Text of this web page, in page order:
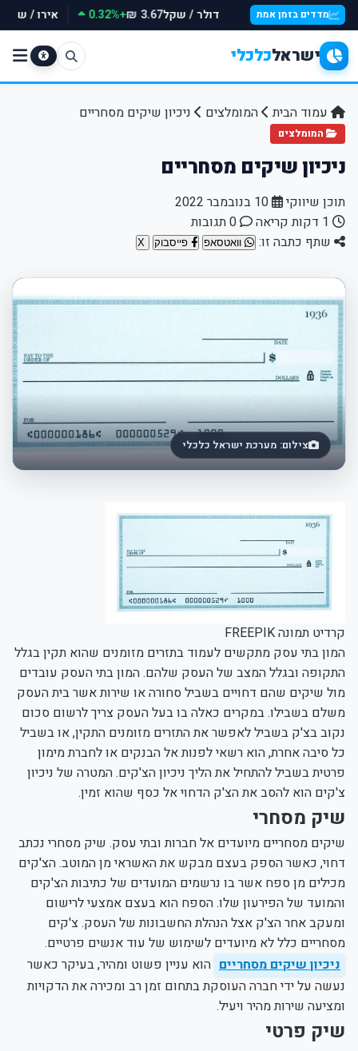
מדדים בזמן אמת דולר / שקל3.67 ₪
+0.32% אירו / שקל
ישראלכלכלי
עמוד הבית המומלצים ניכיון שיקים מסחריים
המומלצים
ניכיון שיקים מסחריים
תוכן שיווקי
שתף כתבה זו:
וואטסאפ פייסבוק
צילום: מערכת ישראל כלכלי
קרדיט תמונה FREEPIK
המון בתי עסק מתקשים לעמוד בתזרים מזומנים שהוא תקין בגלל
התקופה ובגלל המצב של העסק שלהם. המון בתי העסק עובדים
מול שיקים שהם דחויים בשביל סחורה או שירות אשר בית העסק
משלם בשבילו. במקרים כאלה בו בעל העסק צריך לרשום סכום
נקוב בצ'ק בשביל לאפשר את התזרים מזומנים התקין, או בשביל
כל סיבה אחרת, הוא רשאי לפנות אל הבנקים או לחברת מימון
פרטית בשביל להתחיל את הליך ניכיון הצ'קים. המטרה של ניכיון
צ'קים הוא להסב את הצ'ק הדחוי אל כסף שהוא זמין.
שיק מסחרי
שיקים מסחריים מיועדים אל חברות ובתי עסק. שיק מסחרי נכתב
דחוי, כאשר הספק בעצם מבקש את האשראי מן המוטב. הצ'קים
מכילים מן ספח אשר בו נרשמים המועדים של כתיבות הצ'קים
והמועד של הפירעון שלו. הספח הוא בעצם אמצעי לרישום
ומעקב אחר הצ'ק אצל הנהלת החשבונות של העסק. צ'קים
מסחריים כלל לא מיועדים לשימוש של עוד אנשים פרטיים.
ניכיון שיקים מסחריים הוא עניין פשוט ומהיר, בעיקר כאשר
נעשה על ידי חברה העוסקת בתחום זמן רב ומכירה את הדקויות
ומציעה שירות מהיר ויעיל.
שיק פרטי